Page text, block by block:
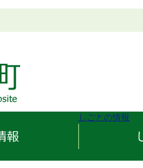
しごとの情報